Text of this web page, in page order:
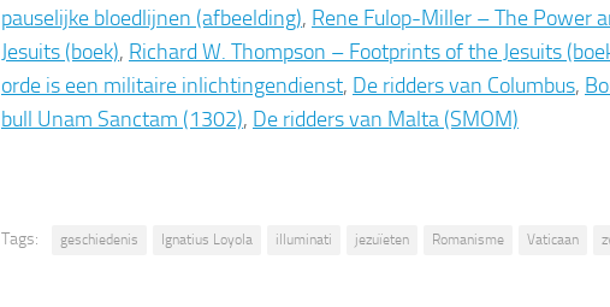
pauselijke bloedlijnen (afbeelding), Rene Fulop-Miller – The Power
Jesuits (boek), Richard W. Thompson – Footprints of the Jesuits
orde is een militaire inlichtingendienst, De ridders van Columbus,
bull Unam Sanctam (1302), De ridders van Malta (SMOM)
Tags: geschiedenis Ignatius Loyola illuminati jezuïeten Romanisme Vaticaan